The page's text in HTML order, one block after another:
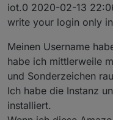
iot.0 2020-02-13
write your login only
Meinen Username
habe ich mittlerweile
und Sonderzeichen
Ich habe die Instanz
installiert.